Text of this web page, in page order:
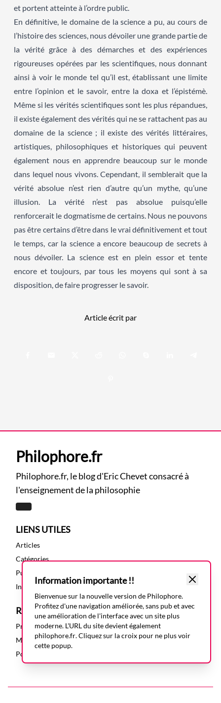
et portent atteinte à l’ordre public.
En définitive, le domaine de la science a pu, au cours de
l’histoire des sciences, nous dévoiler une grande partie de
la vérité grâce à des démarches et des expériences
rigoureuses opérées par les scientifiques, nous donnant
ainsi à voir le monde tel qu’il est, établissant une limite
entre l’opinion et le savoir, entre la doxa et l’épistémè.
Même si les vérités scientifiques sont les plus répandues,
il existe également des vérités qui ne se rattachent pas au
domaine de la science ; il existe des vérités littéraires,
artistiques, philosophiques et historiques qui peuvent
également nous en apprendre beaucoup sur le monde
dans lequel nous vivons. Cependant, il semblerait que la
vérité absolue n’est rien d’autre qu’un mythe, qu’une
illusion. La vérité n’est pas absolue puisqu’elle
renforcerait le dogmatisme de certains. Nous ne pouvons
pas être certains d’être dans le vrai définitivement et tout
le temps, car la science a encore beaucoup de secrets à
nous dévoiler. La science est en plein essor et tente
encore et toujours, par tous les moyens qui sont à sa
disposition, de faire progresser le savoir.
Article écrit par
Information importante !!
Bienvenue sur la nouvelle version de Philophore.
Profitez d'une navigation améliorée, sans pub et avec
une amélioration de l'interface avec un site plus
moderne. L'URL du site devient également
philophore.fr. Cliquez sur la croix pour ne plus voir
cette popup.
Philophore.fr
Philophore.fr, le blog d'Eric Chevet consacré à
l'enseignement de la philosophie
LIENS UTILES
Articles
Catégories
Publications
Index des articles
RESSOURCES
Présentation
Mentions légales
Politique de confidentialité